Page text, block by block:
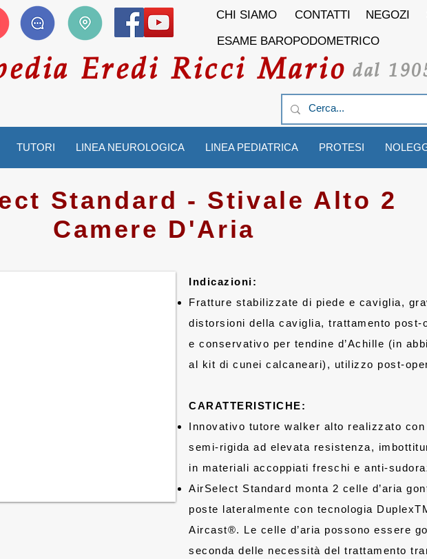
CHI SIAMO CONTATTI NEGOZI
Eredi Ricci Mario dal
ESAME BAROPODOMETRICO
TUTORI LINEA NEUROLOGICA LINEA PEDIATRICA PROTESI
Standard - Stivale Alto 2
Camere D'Aria
Indicazioni:
Fratture stabilizzate di piede e caviglia,
distorsioni della caviglia, trattamento post-
e conservativo per tendine d’Achille (in
al kit di cunei calcaneari), utilizzo post-
CARATTERISTICHE:
Innovativo tutore walker alto realizzato
semi-rigida ad elevata resistenza,
in materiali accoppiati freschi e anti-
AirSelect Standard monta 2 celle d’aria
poste lateralmente con tecnologia
Aircast®. Le celle d’aria possono essere
seconda delle necessità del trattamento